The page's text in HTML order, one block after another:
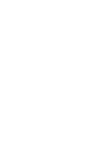
总之，
重要的职业
考生都能充
考试，实现